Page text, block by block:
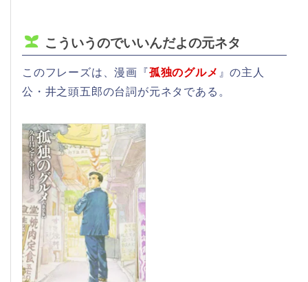
こういうのでいいんだよの元ネタ
このフレーズは、漫画『孤独のグルメ 』の主人
公・井之頭五郎の台詞が元ネタである。